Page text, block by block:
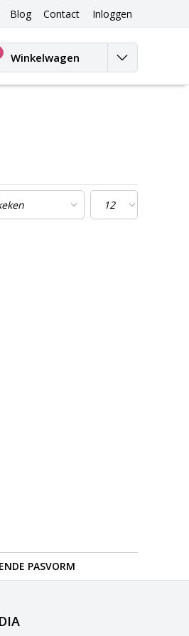
Blog
Blog
Contact Inloggen
Winkelwagen
PASVORM